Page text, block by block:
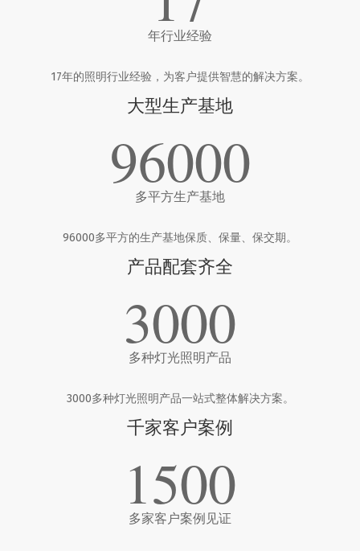
年行业经验
17年的照明行业经验，为客户提供智慧的解决方案。
大型生产基地
96000
多平方生产基地
96000多平方的生产基地保质、保量、保交期。
产品配套齐全
3000
多种灯光照明产品
3000多种灯光照明产品一站式整体解决方案。
千家客户案例
1500
多家客户案例见证